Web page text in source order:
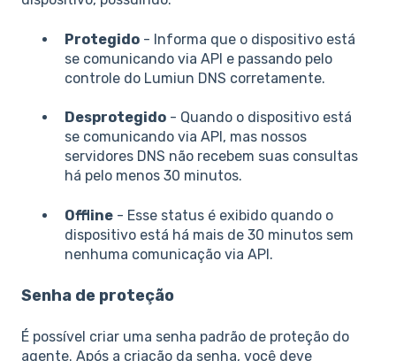
Protegido - Informa que o dispositivo está
se comunicando via API e passando pelo
controle do Lumiun DNS corretamente.
Desprotegido - Quando o dispositivo está
se comunicando via API, mas nossos
servidores DNS não recebem suas consultas
há pelo menos 30 minutos.
Offline - Esse status é exibido quando o
dispositivo está há mais de 30 minutos sem
nenhuma comunicação via API.
Senha de proteção
É possível criar uma senha padrão de proteção do
agente. Após a criação da senha, você deve